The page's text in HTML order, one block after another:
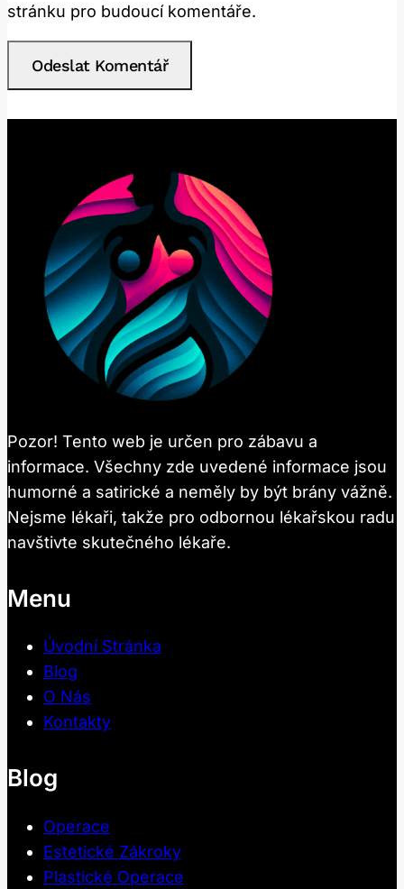
stránku pro budoucí komentáře.
Pozor! Tento web je určen pro zábavu a
informace. Všechny zde uvedené informace jsou
humorné a satirické a neměly by být brány vážně.
Nejsme lékaři, takže pro odbornou lékařskou radu
navštivte skutečného lékaře.
Menu
Úvodní Stránka
Blog
O Nás
Kontakty
Blog
Operace
Estetické Zákroky
Plastické Operace